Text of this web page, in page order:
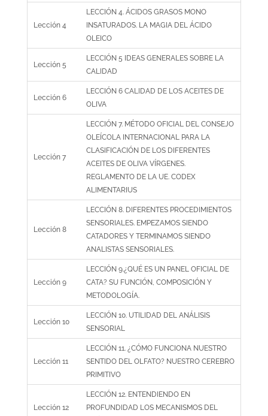
Lección 4
LECCIÓN 4. ÁCIDOS GRASOS MONO
INSATURADOS. LA MAGIA DEL ÁCIDO
OLEICO
Lección 5
LECCIÓN 5 IDEAS GENERALES SOBRE LA
CALIDAD
Lección 6
LECCIÓN 6 CALIDAD DE LOS ACEITES DE
OLIVA
Lección 7
LECCIÓN 7. MÉTODO OFICIAL DEL CONSEJO
OLEÍCOLA INTERNACIONAL PARA LA
CLASIFICACIÓN DE LOS DIFERENTES
ACEITES DE OLIVA VÍRGENES.
REGLAMENTO DE LA UE. CODEX
ALIMENTARIUS
Lección 8
LECCIÓN 8. DIFERENTES PROCEDIMIENTOS
SENSORIALES. EMPEZAMOS SIENDO
CATADORES Y TERMINAMOS SIENDO
ANALISTAS SENSORIALES.
Lección 9
LECCIÓN 9.¿QUÉ ES UN PANEL OFICIAL DE
CATA? SU FUNCIÓN, COMPOSICIÓN Y
METODOLOGÍA.
Lección 10
LECCIÓN 10. UTILIDAD DEL ANÁLISIS
SENSORIAL
Lección 11
LECCIÓN 11. ¿CÓMO FUNCIONA NUESTRO
SENTIDO DEL OLFATO? NUESTRO CEREBRO
PRIMITIVO
Lección 12
LECCIÓN 12. ENTENDIENDO EN
PROFUNDIDAD LOS MECANISMOS DEL